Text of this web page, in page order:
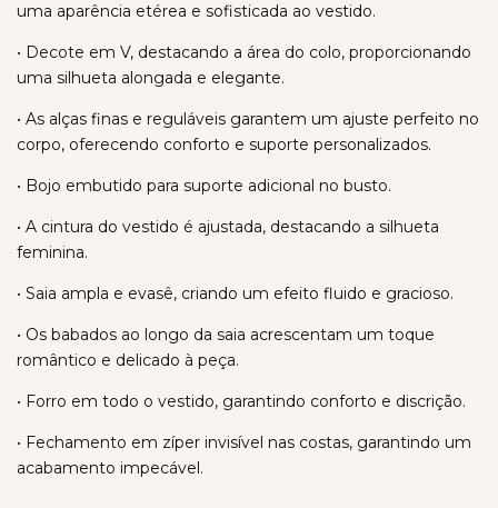
uma aparência etérea e sofisticada ao vestido.
• Decote em V, destacando a área do colo, proporcionando
uma silhueta alongada e elegante.
• As alças finas e reguláveis garantem um ajuste perfeito no
corpo, oferecendo conforto e suporte personalizados.
• Bojo embutido para suporte adicional no busto.
• A cintura do vestido é ajustada, destacando a silhueta
feminina.
• Saia ampla e evasê, criando um efeito fluido e gracioso.
• Os babados ao longo da saia acrescentam um toque
romântico e delicado à peça.
• Forro em todo o vestido, garantindo conforto e discrição.
• Fechamento em zíper invisível nas costas, garantindo um
acabamento impecável.